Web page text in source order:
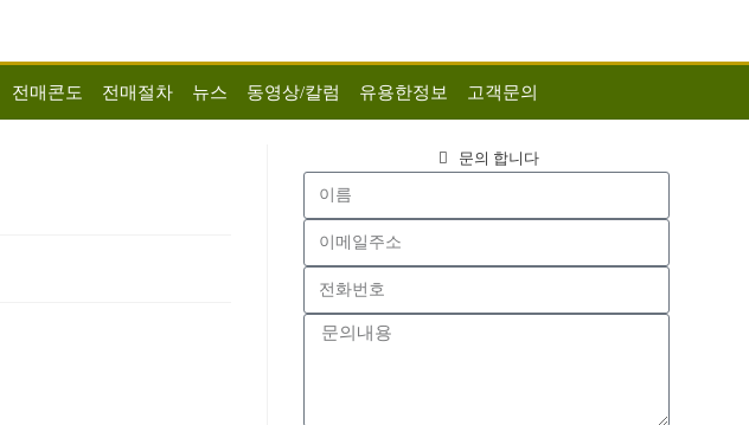
전매콘도 전매절차 뉴스 동영상/칼럼 유용한정보 고객문의
문의 합니다